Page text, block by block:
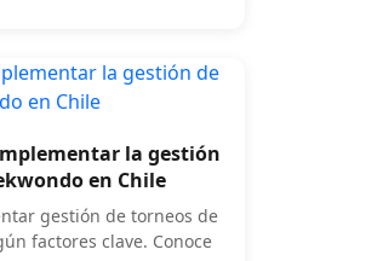
la gestión
en Chile
gestión de torneos de
factores clave. Conoce